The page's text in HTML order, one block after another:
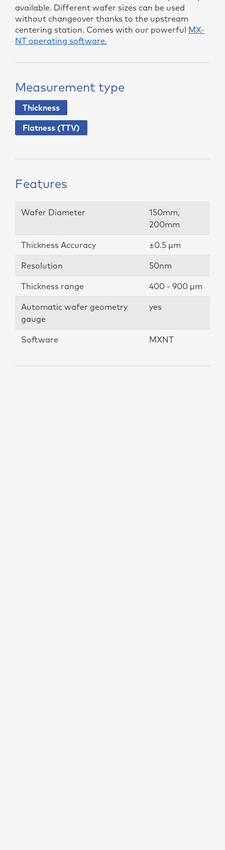
available. Different wafer sizes can be used
without changeover thanks to the upstream
centering station. Comes with our powerful MX-
NT operating software.
Measurement type
Thickness
Flatness (TTV)
Features
Wafer Diameter
150mm,
200mm
Thickness Accuracy ±0.5 µm
Resolution 50nm
Thickness range 400 - 900 µm
Automatic wafer geometry
gauge
yes
Software MXNT